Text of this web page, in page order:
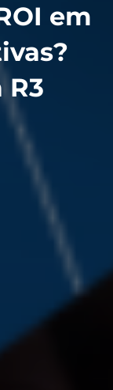
em
R3